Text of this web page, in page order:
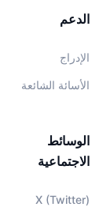
الدعم
الإدراج
الأسائة الشائعة
الوسائط
الاجتماعية
X (Twitter)